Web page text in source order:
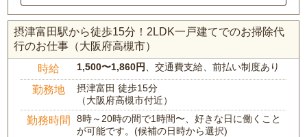
摂津富田駅から徒歩15分！2LDK一戸建てでのお掃除代
行のお仕事（大阪府高槻市）
時給 1,500〜1,860円 、交通費支給、前払い制度あり
勤務地
摂津富田 徒歩15分
（大阪府高槻市付近）
勤務時間
8時～20時の間で1時間〜、好きな日に働くこと
が可能です。(候補の日時から選択)